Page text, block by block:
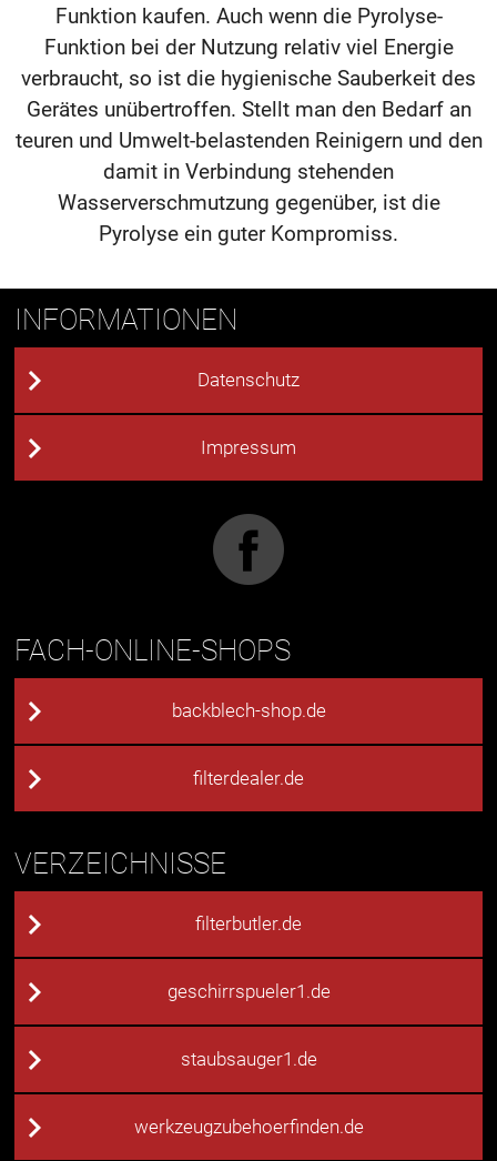
Funktion kaufen. Auch wenn die Pyrolyse-
Funktion bei der Nutzung relativ viel Energie
verbraucht, so ist die hygienische Sauberkeit des
Gerätes unübertroffen. Stellt man den Bedarf an
teuren und Umwelt-belastenden Reinigern und den
damit in Verbindung stehenden
Wasserverschmutzung gegenüber, ist die
Pyrolyse ein guter Kompromiss.
INFORMATIONEN
Datenschutz
Impressum
FACH-ONLINE-SHOPS
backblech-shop.de
filterdealer.de
VERZEICHNISSE
filterbutler.de
geschirrspueler1.de
staubsauger1.de
werkzeugzubehoerfinden.de